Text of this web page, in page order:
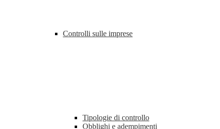
Controlli sulle imprese
Tipologie di controllo
Obblighi e adempimenti